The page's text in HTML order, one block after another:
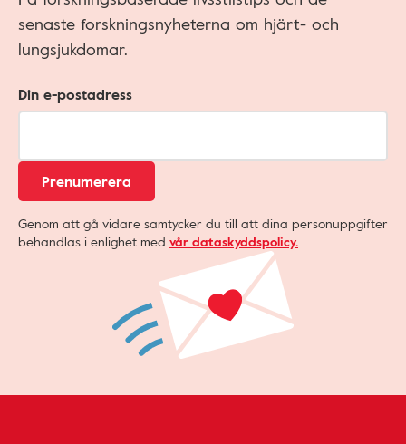
senaste forskningsnyheterna om hjärt- och
lungsjukdomar.
Din e-postadress
Prenumerera
Genom att gå vidare samtycker du till att dina personuppgifter
behandlas i enlighet med vår dataskyddspolicy.